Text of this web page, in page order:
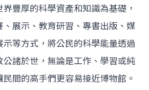
豐厚的科學資產和知識為基礎，
、展示、教育研習、專書出版、媒
示等方式，將公民的科學能量透過
公諸於世，無論是工作、學習或純
間的高手們更容易接近博物館。